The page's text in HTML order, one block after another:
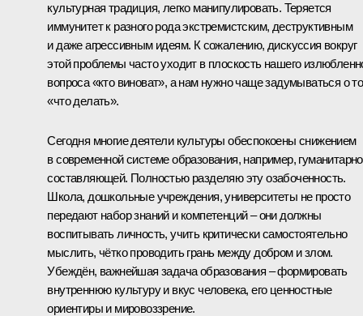
культурная традиция, легко манипулировать. Теряется
иммунитет к разного рода экстремистским, деструктивным
и даже агрессивным идеям. К сожалению, дискуссия вокруг
этой проблемы часто уходит в плоскость нашего
вопроса «кто виноват», а нам нужно чаще задумываться о
«что делать».
Сегодня многие деятели культуры обеспокоены снижением
в современной системе образования, например,
составляющей. Полностью разделяю эту озабоченность.
Школа, дошкольные учреждения, университеты не просто
передают набор знаний и компетенций – они должны
воспитывать личность, учить критически самостоятельно
мыслить, чётко проводить грань между добром и злом.
Убеждён, важнейшая задача образования – формировать
внутреннюю культуру и вкус человека, его ценностные
ориентиры и мировоззрение.